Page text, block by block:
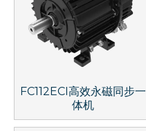
FC112ECI高效永磁同步一
体机